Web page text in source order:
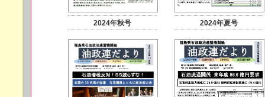
2024年秋号 2024年夏号